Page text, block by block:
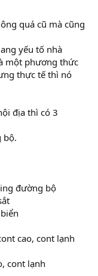
quá cũ mà cũng
yếu tố nhà
một phương thức
thực tế thì nó
địa thì có 3
bộ.
đường bộ
cao, cont lạnh
cont lạnh